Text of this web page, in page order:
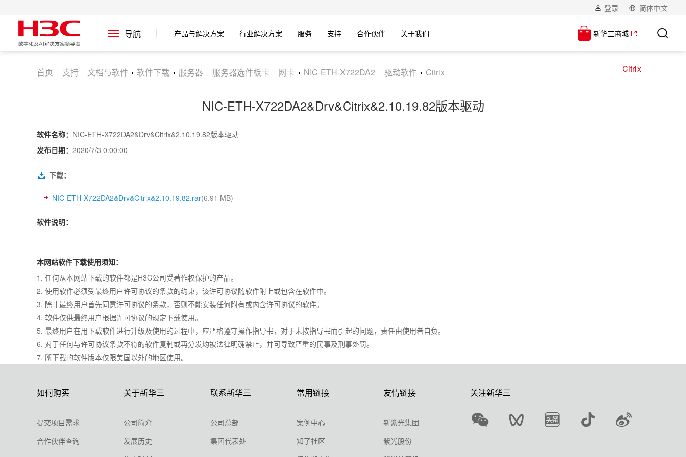
登录 简体中文
导航 产品与解决方案 行业解决方案 服务 支持 合作伙伴 关于我们 新华三商城
Citrix
首页 支持 文档与软件 软件下载 服务器 服务器选件板卡 网卡 NIC-ETH-X722DA2 驱动软件 Citrix
NIC-ETH-X722DA2&Drv&Citrix&2.10.19.82版本驱动
软件名称： NIC-ETH-X722DA2&Drv&Citrix&2.10.19.82版本驱动
发布日期： 2020/7/3 0:00:00
下载：
NIC-ETH-X722DA2&Drv&Citrix&2.10.19.82.rar(6.91 MB)
软件说明：
本网站软件下载使用须知：
1. 任何从本网站下载的软件都是H3C公司受著作权保护的产品。
2. 使用软件必须受最终用户许可协议的条款的约束，该许可协议随软件附上或包含在软件中。
3. 除非最终用户首先同意许可协议的条款，否则不能安装任何附有或内含许可协议的软件。
4. 软件仅供最终用户根据许可协议的规定下载使用。
5. 最终用户在用下载软件进行升级及使用的过程中，应严格遵守操作指导书，对于未按指导书而引起的问题，责任由使用者自负。
6. 对于任何与许可协议条款不符的软件复制或再分发均被法律明确禁止，并可导致严重的民事及刑事处罚。
7. 所下载的软件版本仅限美国以外的地区使用。
如何购买
提交项目需求
合作伙伴查询
关于新华三
公司简介
发展历史
联系新华三
公司总部
集团代表处
常用链接
案例中心
知了社区
友情链接
新紫光集团
紫光股份
关注新华三